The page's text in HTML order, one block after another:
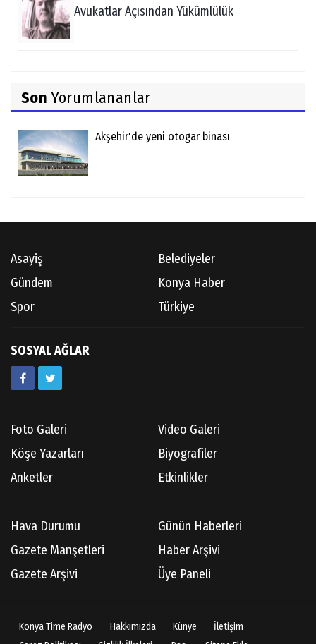
Avukatlar Açısından Yükümlülük
Son Yorumlananlar
Akşehir'de yeni otogar binası
Asayiş
Belediyeler
Gündem
Konya Haber
Spor
Türkiye
SOSYAL AĞLAR
Foto Galeri
Video Galeri
Köşe Yazarları
Biyografiler
Anketler
Etkinlikler
Hava Durumu
Günün Haberleri
Gazete Manşetleri
Haber Arşivi
Gazete Arşivi
Üye Paneli
Konya Time Radyo Hakkımızda Künye
İletişim